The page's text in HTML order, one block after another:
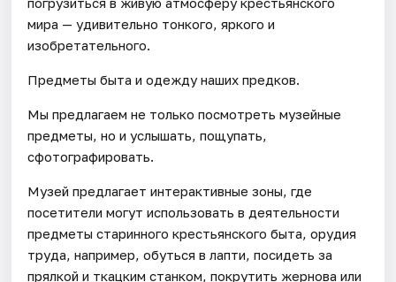
мира — удивительно тонкого, яркого и
изобретательного.
Предметы быта и одежду наших предков.
Мы предлагаем не только посмотреть музейные
предметы, но и услышать, пощупать,
сфотографировать.
Музей предлагает интерактивные зоны, где
посетители могут использовать в деятельности
предметы старинного крестьянского быта, орудия
труда, например, обуться в лапти, посидеть за
прялкой и ткацким станком, покрутить жернова или